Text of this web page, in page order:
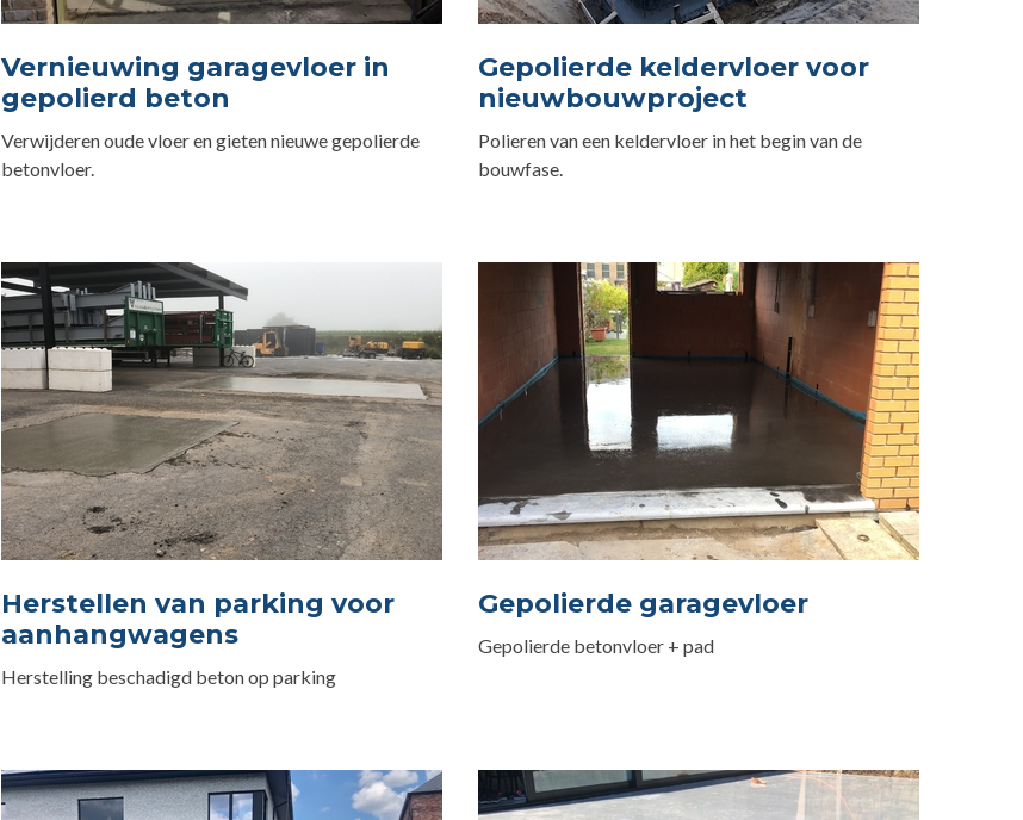
Vernieuwing garagevloer in
gepolierd beton
Verwijderen oude vloer en gieten nieuwe gepolierde
betonvloer.
Gepolierde keldervloer voor
nieuwbouwproject
Polieren van een keldervloer in het begin van de
bouwfase.
Herstellen van parking voor
aanhangwagens
Herstelling beschadigd beton op parking
Gepolierde garagevloer
Gepolierde betonvloer + pad